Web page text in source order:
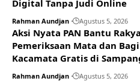
Digital Tanpa Judi Online
Rahman Aundjan Agustus 5, 2026
Aksi Nyata PAN Bantu
Pemeriksaan Mata dan
Kacamata Gratis di
Rahman Aundjan Agustus 5, 2026